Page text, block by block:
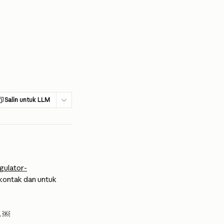
Salin untuk LLM
dan untuk
￼